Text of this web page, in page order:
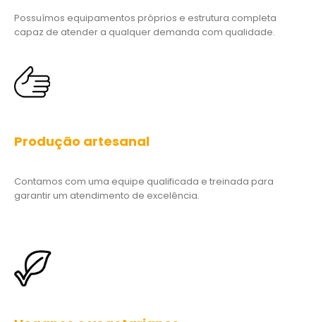
Contamos com uma equipe qualificada e treinada para
Veganos e vegetarianos